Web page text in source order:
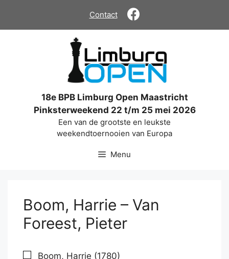
de
Contact
18e BPB Limburg Open Maastricht
Pinksterweekend 22 t/m 25 mei 2026
Een van de grootste en leukste
weekendtoernooien van Europa
Menu
Boom, Harrie – Van
Foreest, Pieter
Boom, Harrie (1780)